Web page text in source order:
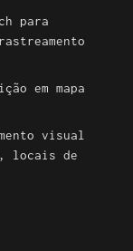
para
em mapa
visual
locais de